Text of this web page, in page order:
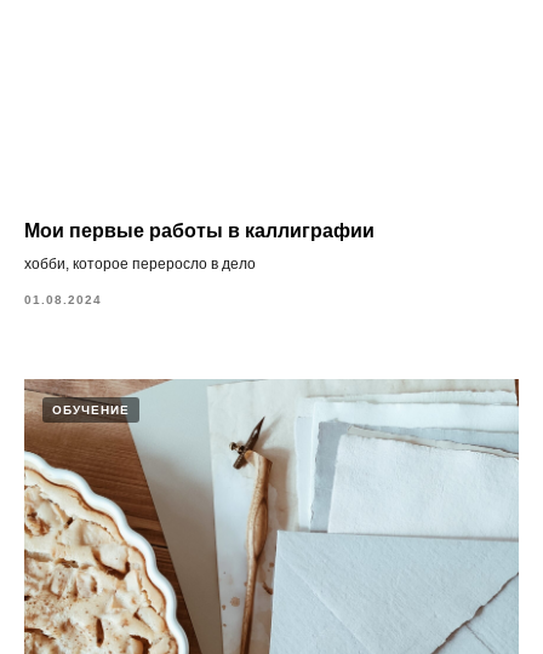
Мои первые работы в каллиграфии
хобби, которое переросло в дело
01.08.2024
ОБУЧЕНИЕ